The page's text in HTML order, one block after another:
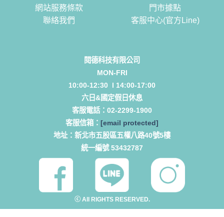
網站服務條款
聯絡我們
門市據點
客服中心(官方Line)
閱德科技有限公司
MON-FRI
10:00-12:30 l 14:00-17:00
六日&國定假日休息
客服電話： 02-2299-1900
客服信箱： [email protected]
地址： 新北市五股區五權八路40號5樓
統一編號 53432787
ⓒ All RIGHTS RESERVED.